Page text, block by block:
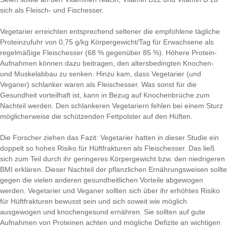
sich als Fleisch- und Fischesser.
Vegetarier erreichten entsprechend seltener die empfohlene tägliche
Proteinzufuhr von 0,75 g/kg Körpergewicht/Tag für Erwachsene als
regelmäßige Fleischesser (68 % gegenüber 85 %). Höhere Protein-
Aufnahmen können dazu beitragen, den altersbedingten Knochen-
und Muskelabbau zu senken. Hinzu kam, dass Vegetarier (und
Veganer) schlanker waren als Fleischesser. Was sonst für die
Gesundheit vorteilhaft ist, kann in Bezug auf Knochenbrüche zum
Nachteil werden. Den schlankeren Vegetariern fehlen bei einem Sturz
möglicherweise die schützenden Fettpolster auf den Hüften.
Die Forscher ziehen das Fazit: Vegetarier hatten in dieser Studie ein
doppelt so hohes Risiko für Hüftfrakturen als Fleischesser. Das ließ
sich zum Teil durch ihr geringeres Körpergewicht bzw. den niedrigeren
BMI erklären. Dieser Nachteil der pflanzlichen Ernährungsweisen sollte
gegen die vielen anderen gesundheitlichen Vorteile abgewogen
werden. Vegetarier und Veganer sollten sich über ihr erhöhtes Risiko
für Hüftfrakturen bewusst sein und sich soweit wie möglich
ausgewogen und knochengesund ernähren. Sie sollten auf gute
Aufnahmen von Proteinen achten und mögliche Defizite an wichtigen